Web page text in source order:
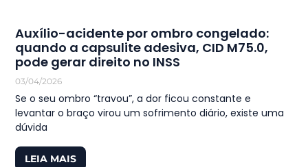
Auxílio-acidente por ombro congelado:
quando a capsulite adesiva, CID M75.0,
pode gerar direito no INSS
03/04/2026
Se o seu ombro “travou”, a dor ficou constante e
levantar o braço virou um sofrimento diário, existe uma
dúvida
LEIA MAIS